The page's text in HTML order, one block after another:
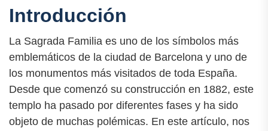
Introducción
La Sagrada Familia es uno de los símbolos más
emblemáticos de la ciudad de Barcelona y uno de
los monumentos más visitados de toda España.
Desde que comenzó su construcción en 1882, este
templo ha pasado por diferentes fases y ha sido
objeto de muchas polémicas. En este artículo, nos